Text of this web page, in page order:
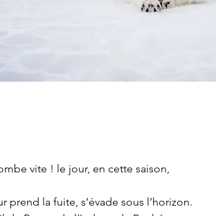
vite ! le jour, en cette saison,
prend la fuite, s’évade sous l’horizon.